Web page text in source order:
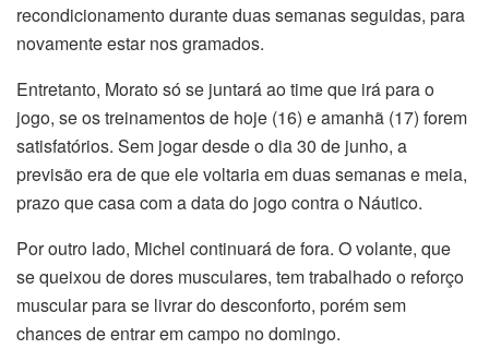
recondicionamento durante duas semanas seguidas, para
novamente estar nos gramados.
Entretanto, Morato só se juntará ao time que irá para o
jogo, se os treinamentos de hoje (16) e amanhã (17) forem
satisfatórios. Sem jogar desde o dia 30 de junho, a
previsão era de que ele voltaria em duas semanas e meia,
prazo que casa com a data do jogo contra o Náutico.
Por outro lado, Michel continuará de fora. O volante, que
se queixou de dores musculares, tem trabalhado o reforço
muscular para se livrar do desconforto, porém sem
chances de entrar em campo no domingo.